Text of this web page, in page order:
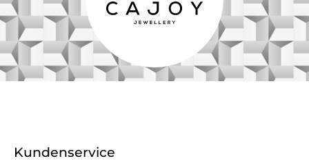
Kundenservice